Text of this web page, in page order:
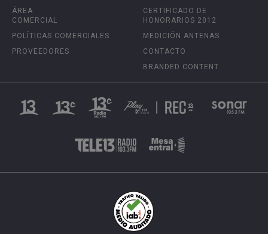
ÁREA
COMERCIAL
POLÍTICAS COMERCIALES
PROVEEDORES
CERTIFICADO DE
HONORARIOS 2012
MEDICIÓN ANTENAS
CONTACTO
BRANDED CONTENT